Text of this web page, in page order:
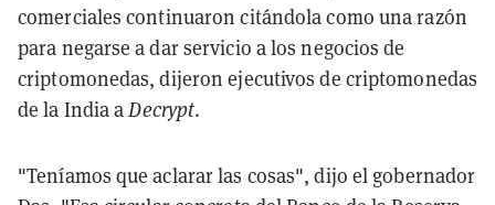
comerciales continuaron citándola como una razón
para negarse a dar servicio a los negocios de
criptomonedas, dijeron ejecutivos de criptomonedas
de la India aDecrypt.
"Teníamos que aclarar las cosas", dijo el gobernador